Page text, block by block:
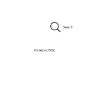
CerebroSQL
Search